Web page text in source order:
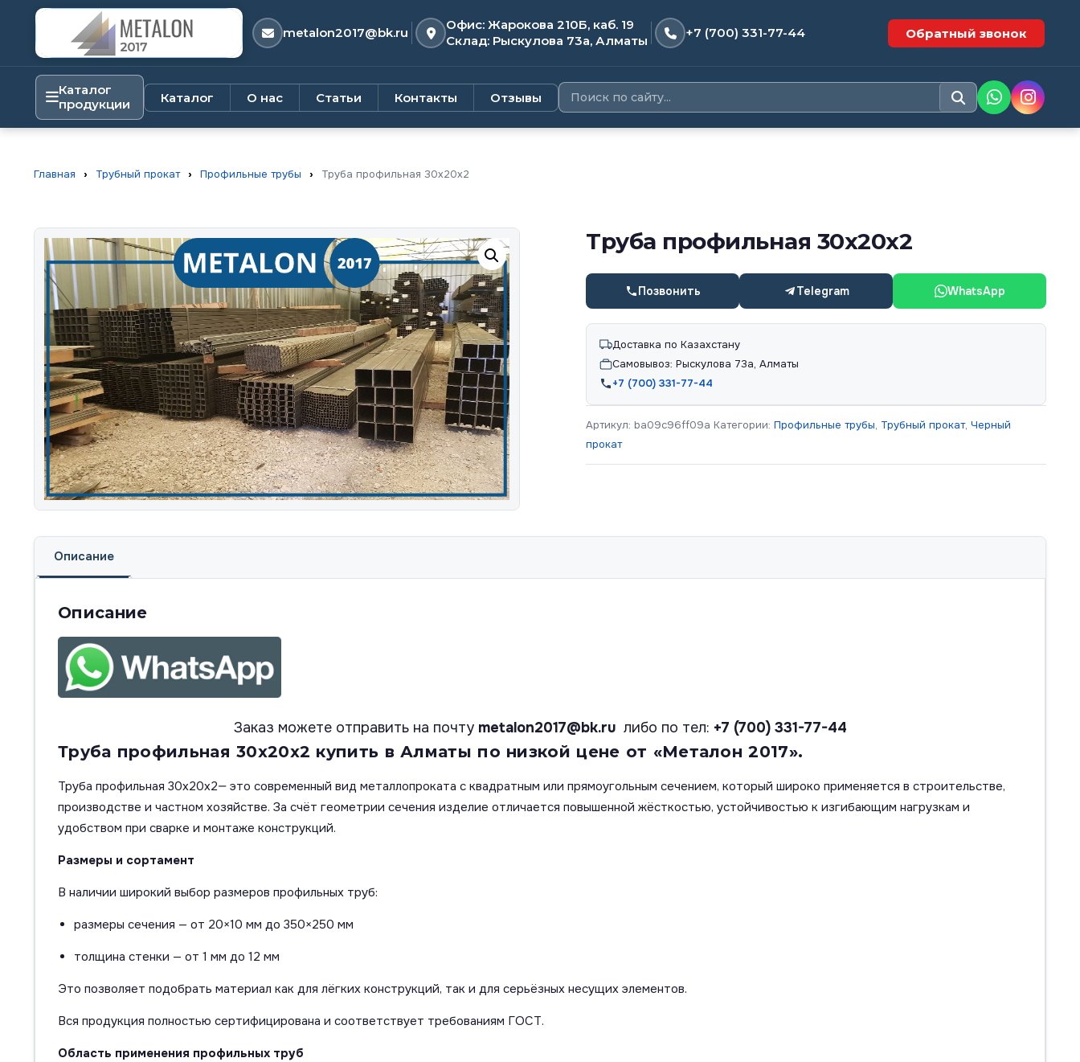
metalon2017@bk.ru
Офис: Жарокова 210Б, каб. 19
Склад: Рыскулова 73а, Алматы
+7 (700) 331-77-44 Обратный звонок
Каталог
продукции
Каталог О нас Статьи Контакты Отзывы
Главная › Трубный прокат › Профильные трубы › Труба профильная 30х20х2
Труба профильная 30х20х2
Позвонить Telegram WhatsApp
Доставка по Казахстану
Самовывоз: Рыскулова 73а, Алматы
+7 (700) 331-77-44
Артикул: ba09c96ff09a Категории:Профильные трубы, Трубный прокат,Черный
прокат
Описание
Описание
Заказ можете отправить на почту metalon2017@bk.ruлибо по тел: +7 (700) 331-77-44
Труба профильная 30х20х2 купить в Алматы по низкой цене от «Металон 2017».
Труба профильная 30х20х2— это современный вид металлопроката с квадратным или прямоугольным сечением, который широко применяется в строительстве,
производстве и частном хозяйстве. За счёт геометрии сечения изделие отличается повышенной жёсткостью, устойчивостью к изгибающим нагрузкам и
удобством при сварке и монтаже конструкций.
Размеры и сортамент
В наличии широкий выбор размеров профильных труб:
размеры сечения — от 20×10 мм до 350×250 мм
толщина стенки — от 1 мм до 12 мм
Это позволяет подобрать материал как для лёгких конструкций, так и для серьёзных несущих элементов.
Вся продукция полностью сертифицирована и соответствует требованиям ГОСТ.
Область применения профильных труб